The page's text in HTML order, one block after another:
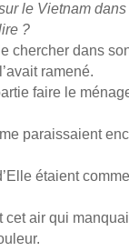
le Vietnam
?
chercher dans
ramené.
faire le
paraissaient
étaient
cet air qui